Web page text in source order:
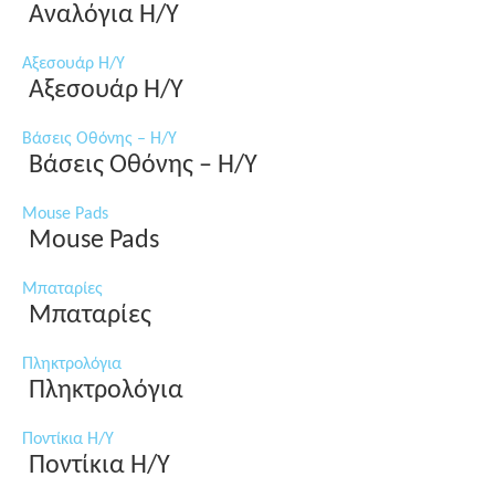
Αναλόγια Η/Υ
Αξεσουάρ Η/Υ
Αξεσουάρ Η/Υ
Βάσεις Οθόνης – Η/Υ
Βάσεις Οθόνης – Η/Υ
Mouse Pads
Mouse Pads
Μπαταρίες
Μπαταρίες
Πληκτρολόγια
Πληκτρολόγια
Ποντίκια Η/Υ
Ποντίκια Η/Υ